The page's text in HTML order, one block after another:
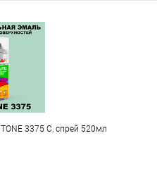
3375 C, спрей 520мл